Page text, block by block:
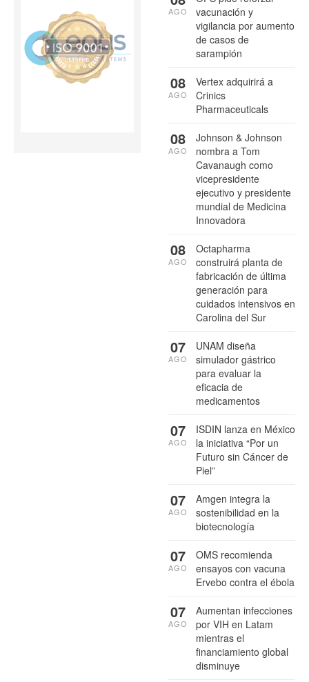
vacunación y
vigilancia por aumento
de casos de
sarampión
AGO
Vertex adquirirá a
Crinics
Pharmaceuticals
08
AGO
Johnson & Johnson
nombra a Tom
Cavanaugh como
vicepresidente
ejecutivo y presidente
mundial de Medicina
Innovadora
08
AGO
Octapharma
construirá planta de
fabricación de última
generación para
cuidados intensivos en
Carolina del Sur
08
AGO
UNAM diseña
simulador gástrico
para evaluar la
eficacia de
medicamentos
07
AGO
ISDIN lanza en México
la iniciativa “Por un
Futuro sin Cáncer de
Piel”
07
AGO
Amgen integra la
sostenibilidad en la
biotecnología
07
AGO
OMS recomienda
ensayos con vacuna
Ervebo contra el ébola
07
AGO
Aumentan infecciones
por VIH en Latam
mientras el
financiamiento global
disminuye
07
AGO